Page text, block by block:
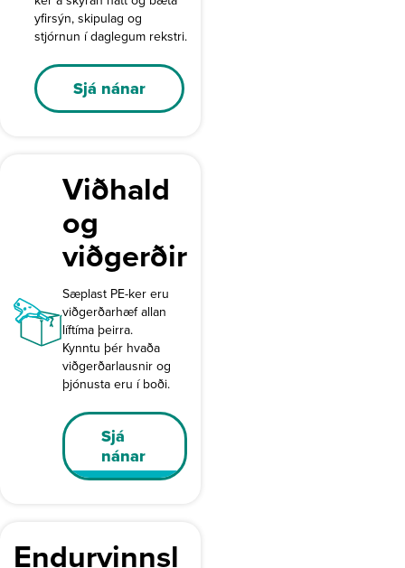
yfirsýn, skipulag og
stjórnun í daglegum rekstri.
Sjá nánar
Viðhald
og
viðgerðir
Sæplast PE-ker eru
viðgerðarhæf allan
líftíma þeirra.
Kynntu þér hvaða
viðgerðarlausnir og
þjónusta eru í boði.
Sjá
nánar
Endurvinnsl